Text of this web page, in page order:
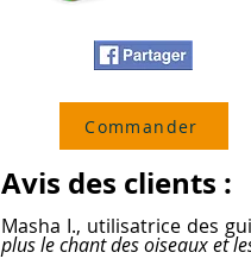
Commander
Avis des clients :
Masha I., utilisatrice des
plus le chant des oiseaux et